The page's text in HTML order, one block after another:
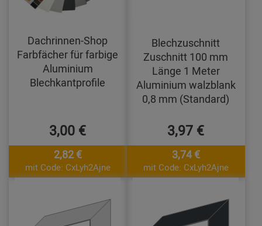
Dachrinnen-Shop
Farbfächer für farbige
Aluminium
Blechkantprofile
3,00 €
2,82 €
mit Code: CxLyh2Ajne
Blechzuschnitt
Zuschnitt 100 mm
Länge 1 Meter
Aluminium walzblank
0,8 mm (Standard)
3,97 €
3,74 €
mit Code: CxLyh2Ajne